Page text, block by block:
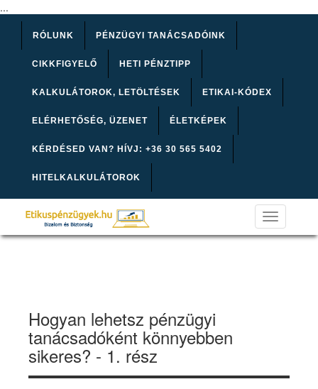
...
RÓLUNK PÉNZÜGYI TANÁCSADÓINK
CIKKFIGYELŐ HETI PÉNZTIPP
KALKULÁTOROK, LETÖLTÉSEK ETIKAI-KÓDEX
ELÉRHETŐSÉG, ÜZENET ÉLETKÉPEK
KÉRDÉSED VAN? HÍVJ: +36 30 565 5402
HITELKALKULÁTOROK
Toggle
navigation
Hogyan lehetsz pénzügyi
tanácsadóként könnyebben
sikeres? - 1. rész